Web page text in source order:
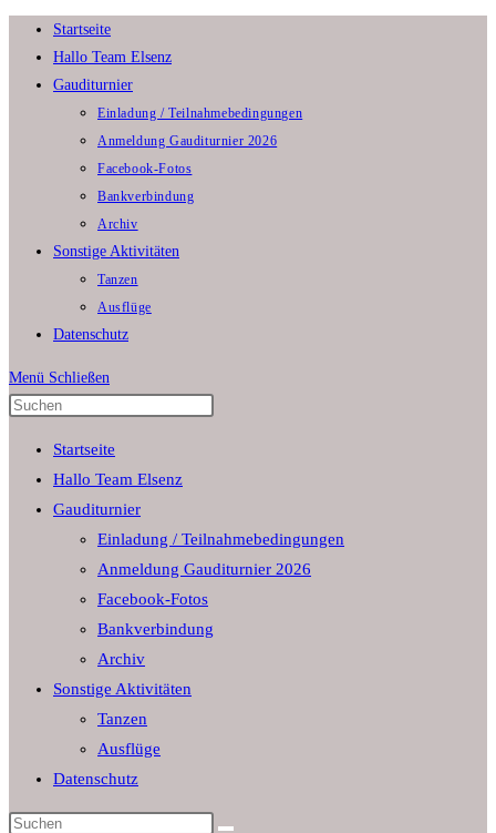
Zum
Inhalt
springen
Startseite
Hallo Team Elsenz
Gauditurnier
Einladung / Teilnahmebedingungen
Anmeldung Gauditurnier 2026
Facebook-Fotos
Bankverbindung
Archiv
Sonstige Aktivitäten
Tanzen
Ausflüge
Datenschutz
Menü Schließen
search
panel.
Startseite
Hallo Team Elsenz
Gauditurnier
Einladung / Teilnahmebedingungen
Anmeldung Gauditurnier 2026
Facebook-Fotos
Bankverbindung
Archiv
Sonstige Aktivitäten
Tanzen
Ausflüge
Datenschutz
Diese